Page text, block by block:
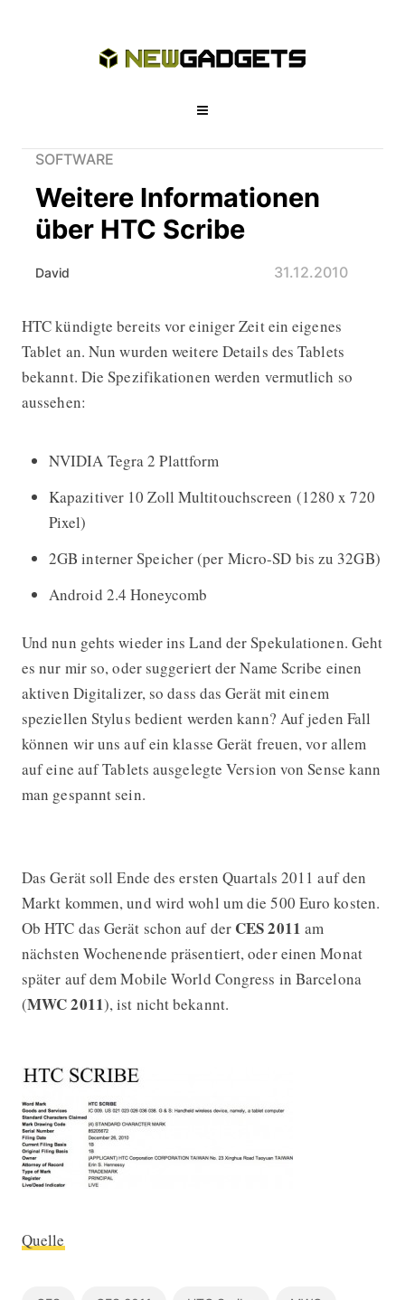
SOFTWARE
Weitere Informationen
über HTC Scribe
David 31.12.2010
Weitere Informationen über HTC
HTC kündigte bereits vor einiger Zeit ein eigenes
Tablet an. Nun wurden weitere Details des Tablets
bekannt. Die Spezifikationen werden vermutlich so
aussehen:
NVIDIA Tegra 2 Plattform
Kapazitiver 10 Zoll Multitouchscreen (1280 x 720
Pixel)
2GB interner Speicher (per Micro-SD bis zu 32GB)
Android 2.4 Honeycomb
Und nun gehts wieder ins Land der Spekulationen. Geht
es nur mir so, oder suggeriert der Name Scribe einen
aktiven Digitalizer, so dass das Gerät mit einem
speziellen Stylus bedient werden kann? Auf jeden Fall
können wir uns auf ein klasse Gerät freuen, vor allem
auf eine auf Tablets ausgelegte Version von Sense kann
man gespannt sein.
Das Gerät soll Ende des ersten Quartals 2011 auf den
Markt kommen, und wird wohl um die 500 Euro kosten.
Ob HTC das Gerät schon auf der CES 2011 am
nächsten Wochenende präsentiert, oder einen Monat
später auf dem Mobile World Congress in Barcelona
(MWC 2011), ist nicht bekannt.
Quelle